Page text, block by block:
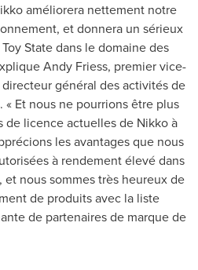
améliorera nettement notre
et donnera un sérieux
State dans le domaine des
Andy Friess, premier vice-
général des activités de
« Et nous ne pourrions être plus
de licence actuelles de Nikko à
les avantages que nous
à rendement élevé dans
et nous sommes très heureux de
de produits avec la liste
de partenaires de marque de